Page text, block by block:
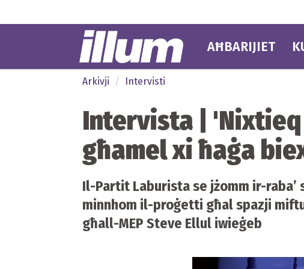
AĦBARIJIET
Arkivji Intervisti
Intervista |
għamel xi ħaġa
​Il-Partit Laburista se jżomm ir-
minnhom il-proġetti għal spazji
għall-MEP Steve Ellul iwieġeb